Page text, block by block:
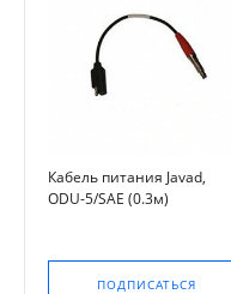
Кабель питания Javad,
ODU-5/SAE (0.3м)
ПОДПИСАТЬСЯ